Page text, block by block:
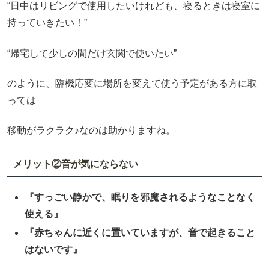
“日中はリビングで使用したいけれども、寝るときは寝室に
持っていきたい！”
“帰宅して少しの間だけ玄関で使いたい”
のように、臨機応変に場所を変えて使う予定がある方に取
っては
移動がラクラク♪なのは助かりますね。
メリット②音が気にならない
『すっごい静かで、眠りを邪魔されるようなことなく
使える』
『赤ちゃんに近くに置いていますが、音で起きること
はないです』